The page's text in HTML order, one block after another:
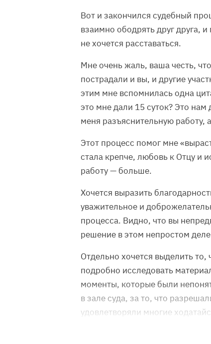
Вот и закончился судебный
взаимно ободрять друг друга,
не хочется расставаться.
Мне очень жаль, ваша честь,
пострадали и вы, и другие
этим мне вспомнилась одна
это мне дали 15 суток? Это нам
меня разъяснительную работу,
Этот процесс помог мне
стала крепче, любовь к Отцу и
работу — больше.
Хочется выразить
уважительное и
процесса. Видно, что вы
решение в этом непростом
Отдельно хочется выделить
подробно исследовать
моменты, которые были
в зале суда, за то, что
удовлетворяли многие